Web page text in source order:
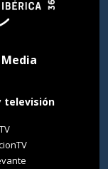
televisión